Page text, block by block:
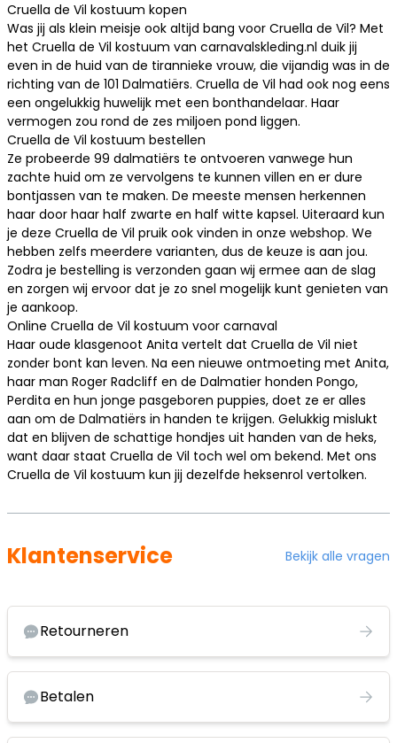
Cruella de Vil kostuum kopen
Was jij als klein meisje ook altijd bang voor Cruella de Vil? Met
het Cruella de Vil kostuum van carnavalskleding.nl duik jij
even in de huid van de tirannieke vrouw, die vijandig was in de
richting van de 101 Dalmatiërs. Cruella de Vil had ook nog eens
een ongelukkig huwelijk met een bonthandelaar. Haar
vermogen zou rond de zes miljoen pond liggen.
Cruella de Vil kostuum bestellen
Ze probeerde 99 dalmatiërs te ontvoeren vanwege hun
zachte huid om ze vervolgens te kunnen villen en er dure
bontjassen van te maken. De meeste mensen herkennen
haar door haar half zwarte en half witte kapsel. Uiteraard kun
je deze Cruella de Vil pruik ook vinden in onze webshop. We
hebben zelfs meerdere varianten, dus de keuze is aan jou.
Zodra je bestelling is verzonden gaan wij ermee aan de slag
en zorgen wij ervoor dat je zo snel mogelijk kunt genieten van
je aankoop.
Online Cruella de Vil kostuum voor carnaval
Haar oude klasgenoot Anita vertelt dat Cruella de Vil niet
zonder bont kan leven. Na een nieuwe ontmoeting met Anita,
haar man Roger Radcliff en de Dalmatier honden Pongo,
Perdita en hun jonge pasgeboren puppies, doet ze er alles
aan om de Dalmatiërs in handen te krijgen. Gelukkig mislukt
dat en blijven de schattige hondjes uit handen van de heks,
want daar staat Cruella de Vil toch wel om bekend. Met ons
Cruella de Vil kostuum kun jij dezelfde heksenrol vertolken.
Klantenservice Bekijk alle vragen
Retourneren
Betalen